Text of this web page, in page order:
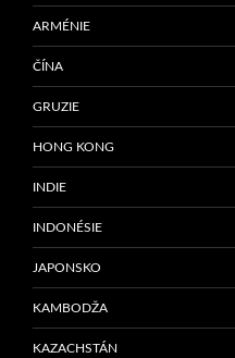
ARMÉNIE
ČÍNA
GRUZIE
HONG KONG
INDIE
INDONÉSIE
JAPONSKO
KAMBODŽA
KAZACHSTÁN